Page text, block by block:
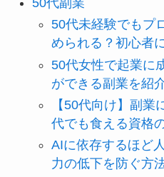
50代未経験でもプ
められる？初心者
50代女性で起業に
ができる副業を紹
【50代向け】副業
代でも食える資格
AIに依存するほど
力の低下を防ぐ方